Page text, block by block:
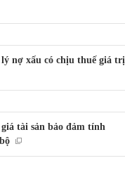
nợ xấu có chịu thuế giá trị
tài sản bảo đảm tính